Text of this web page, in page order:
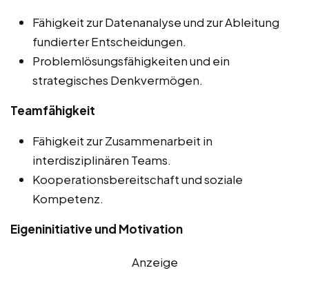
Fähigkeit zur Datenanalyse und zur Ableitung
fundierter Entscheidungen.
Problemlösungsfähigkeiten und ein
strategisches Denkvermögen.
Teamfähigkeit
Fähigkeit zur Zusammenarbeit in
interdisziplinären Teams.
Kooperationsbereitschaft und soziale
Kompetenz.
Eigeninitiative und Motivation
Anzeige